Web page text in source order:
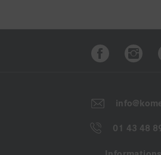
Vaporisateur rechargeable
01 43 48